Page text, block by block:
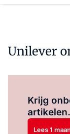
Unilever
Krijg
artikelen.
Lees 1